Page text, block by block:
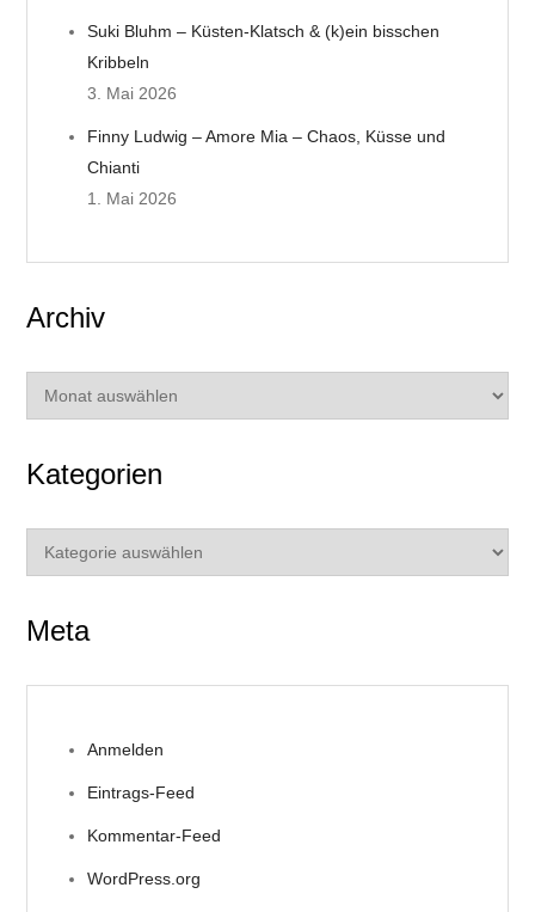
o
Suki Bluhm – Küsten-Klatsch & (k)ein bisschen
Kribbeln
3. Mai 2026
Finny Ludwig – Amore Mia – Chaos, Küsse und
Chianti
1. Mai 2026
Archiv
Archiv
Kategorien
Kategorien
Meta
Anmelden
Eintrags-Feed
Kommentar-Feed
WordPress.org